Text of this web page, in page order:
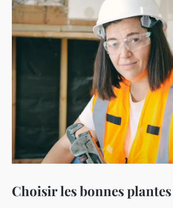
Choisir les bonnes plantes